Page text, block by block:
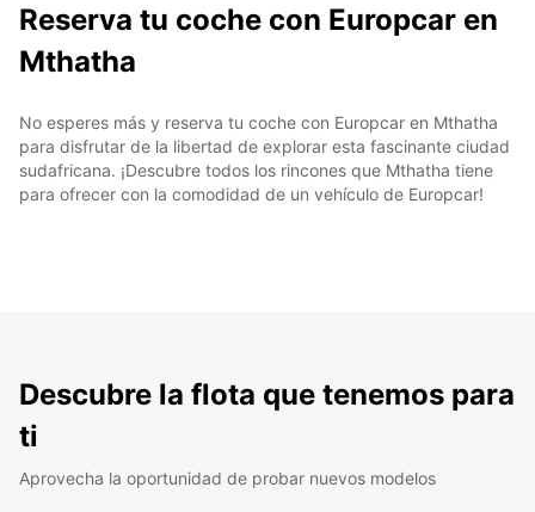
Reserva tu coche con Europcar en
Mthatha
No esperes más y reserva tu coche con Europcar en Mthatha
para disfrutar de la libertad de explorar esta fascinante ciudad
sudafricana. ¡Descubre todos los rincones que Mthatha tiene
para ofrecer con la comodidad de un vehículo de Europcar!
Descubre la flota que tenemos para
ti
Aprovecha la oportunidad de probar nuevos modelos